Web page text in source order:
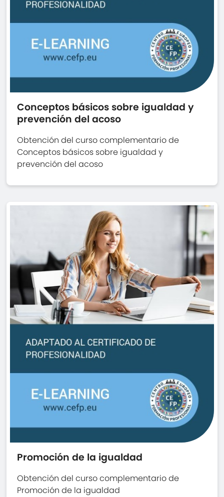
Conceptos básicos sobre igualdad y
prevención del acoso
Obtención del curso complementario de
Conceptos básicos sobre igualdad y
prevención del acoso
Promoción de la igualdad
Obtención del curso complementario de
Promoción de la igualdad